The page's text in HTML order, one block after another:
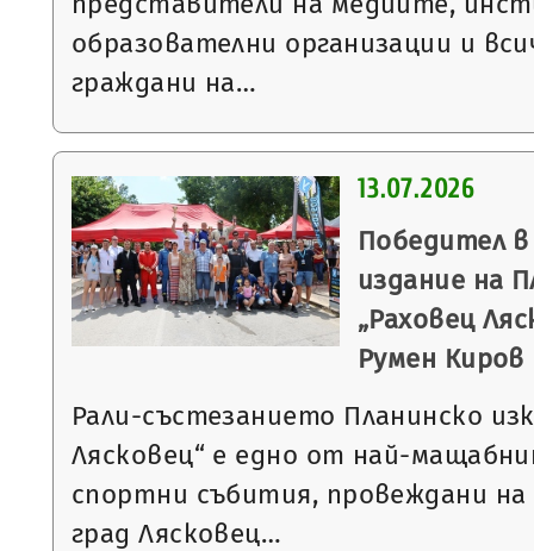
образователни организации и
граждани на…
13.07.2026
Победител
издание на
„Раховец
Румен Киров
Рали-състезанието Планинско
Лясковец“ е едно от най-
спортни събития, провеждани
град Лясковец…